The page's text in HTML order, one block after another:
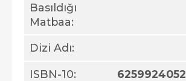
Basıldığı
Matbaa:
Dizi Adı:
ISBN-10: 6259924052